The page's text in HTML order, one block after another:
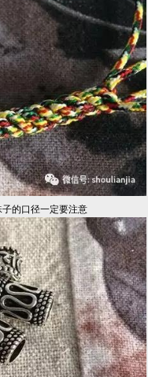
的口径一定要注意